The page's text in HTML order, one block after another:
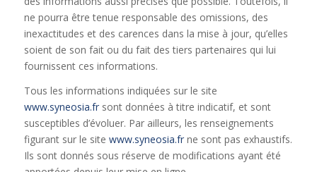
ne pourra être tenue responsable des omissions, des
inexactitudes et des carences dans la mise à jour, qu’elles
soient de son fait ou du fait des tiers partenaires qui lui
fournissent ces informations.
Tous les informations indiquées sur le site
www.syneosia.frsont données à titre indicatif, et sont
susceptibles d’évoluer. Par ailleurs, les renseignements
figurant sur le site www.syneosia.frne sont pas exhaustifs.
Ils sont donnés sous réserve de modifications ayant été